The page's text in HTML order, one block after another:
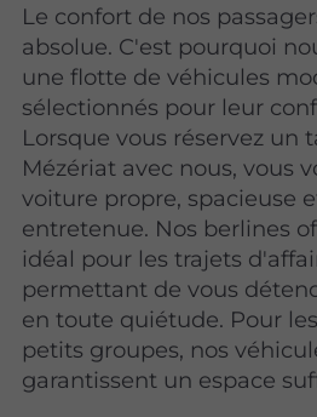
Le confort de nos
absolue. C'est pourquoi
une flotte de véhicules
sélectionnés pour leur
Lorsque vous réservez un
Mézériat avec nous, vous
voiture propre, spacieuse
entretenue. Nos berlines
idéal pour les trajets
permettant de vous
en toute quiétude. Pour
petits groupes, nos
garantissent un espace